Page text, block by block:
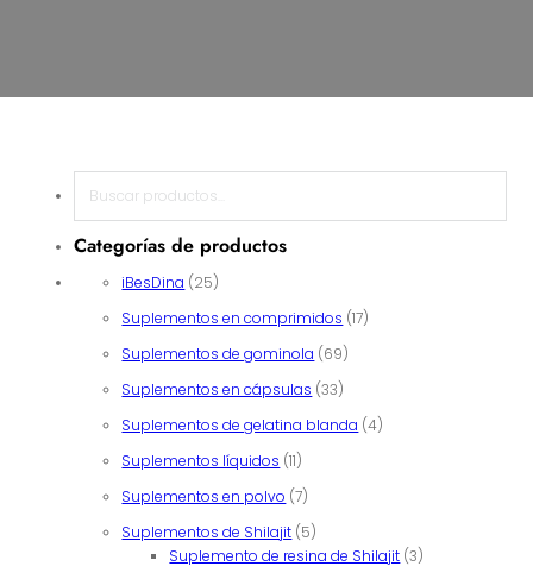
Categorías de productos
iBesDina 2525 productos
Suplementos en comprimidos 1717 productos
Suplementos de gominola 6969 productos
Suplementos en cápsulas 3333 productos
Suplementos de gelatina blanda 44 productos
Suplementos líquidos 1111 productos
Suplementos en polvo 77 productos
Suplementos de Shilajit 55 productos
Suplemento de resina de Shilajit 33 productos